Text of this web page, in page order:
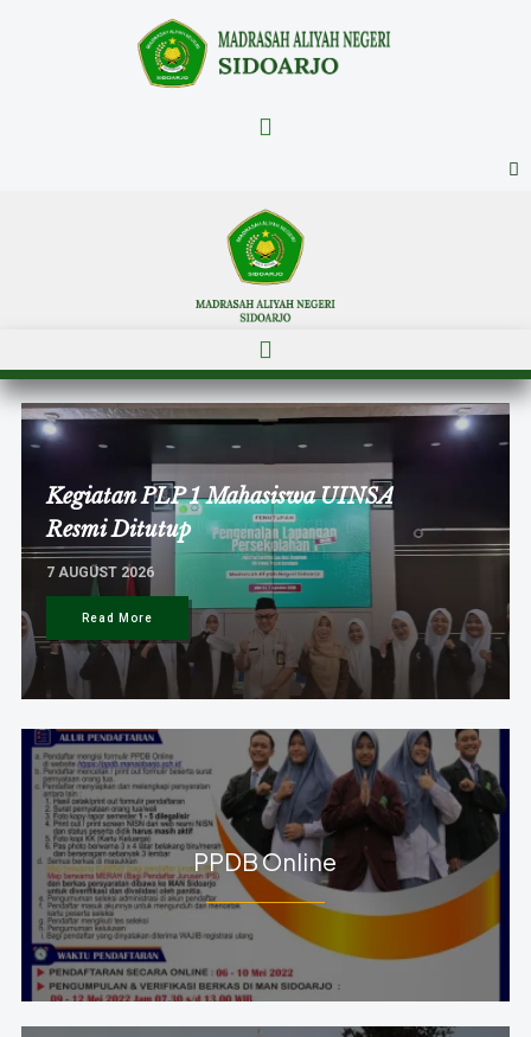
Menu
Menu
Kegiatan PLP 1 Mahasiswa UINSA
Resmi Ditutup
7 AUGUST 2026
Read More
PPDB Online